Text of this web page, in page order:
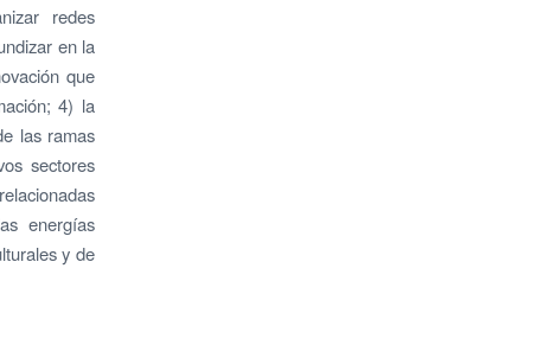
redes
en la
que
4) la
las ramas
sectores
energías
y de